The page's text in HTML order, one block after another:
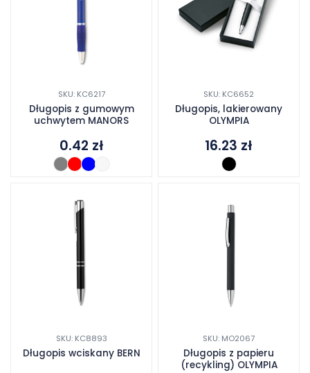
SKU: KC6217
Długopis z gumowym
uchwytem MANORS
0.42 zł
SKU: KC6652
Długopis, lakierowany
OLYMPIA
16.23 zł
SKU: KC8893
Długopis wciskany BERN
SKU: MO2067
Długopis z papieru
(recykling) OLYMPIA